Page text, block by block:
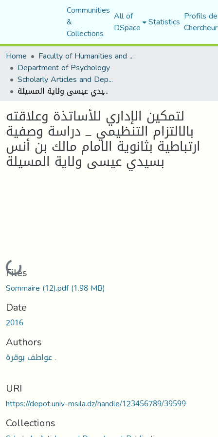
Communities
&
Collections
All of
DSpace Statistics Profils
Home
Faculty of Humanities and Social Sciences
Department of Psychology
Scholarly Articles and Department Publications
لتمكين الإداري للأساتذة وعلاقته بالالتزام التنظيمي _ دراسة وصفية ارتباطية بثانوية الامام مالك بن أنس بسيدي عيسى ولاية المسيلة
لتمكين الإداري للأساتذة وعلاقته
بالالتزام التنظيمي _ دراسة وصفية
ارتباطية بثانوية الامام مالك بن أنس
بسيدي عيسى ولاية المسيلة
Loading...
Files
Sommaire (12).pdf(1.98 MB)
Date
2016
Authors
عواطف بوقرة .
URI
https://depot.univ-msila.dz/handle/123456789/39599
Collections